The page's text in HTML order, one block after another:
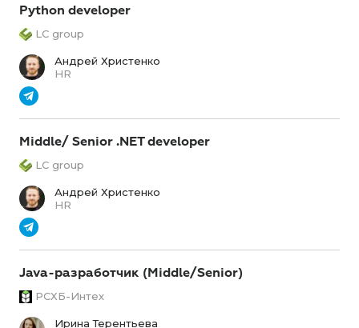
Python developer
LC group
Андрей Христенко
HR
Middle/ Senior .NET developer
LC group
Андрей Христенко
HR
Java-разработчик (Middle/Senior)
РСХБ-Интех
Ирина Терентьева